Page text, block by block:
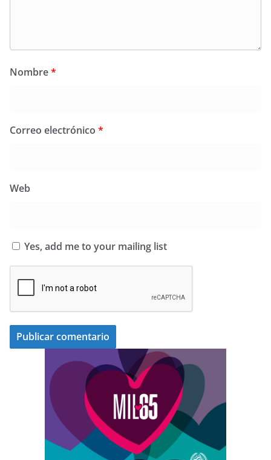
Nombre*
Correo electrónico *
Web
Yes, add me to your mailing list